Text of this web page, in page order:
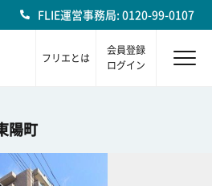
FLIE運営事務局: 0120-99-0107
フリエとは
会員登録
ログイン
陽町